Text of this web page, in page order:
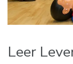
Leer